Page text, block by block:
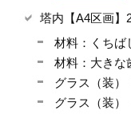
塔内【A4区画】
材料：くちば
材料：大きな
グラス（装）
グラス（装）